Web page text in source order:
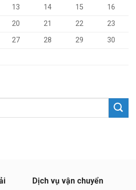
13 14 15
16
20 21 22
23
27 28 29
30
Dịch vụ vận chuyển